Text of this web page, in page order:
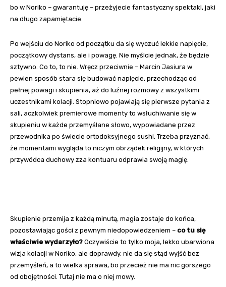
bo w Noriko – gwarantuję – przeżyjecie fantastyczny spektakl, jaki
na długo zapamiętacie.
Po wejściu do Noriko od początku da się wyczuć lekkie napięcie,
początkowy dystans, ale i powagę. Nie myślcie jednak, że będzie
sztywno. Co to, to nie. Wręcz przeciwnie – Marcin Jasiura w
pewien sposób stara się budować napięcie, przechodząc od
pełnej powagi i skupienia, aż do luźnej rozmowy z wszystkimi
uczestnikami kolacji. Stopniowo pojawiają się pierwsze pytania z
sali, aczkolwiek premierowe momenty to wsłuchiwanie się w
skupieniu w każde przemyślane słowo, wypowiadane przez
przewodnika po świecie ortodoksyjnego sushi. Trzeba przyznać,
że momentami wygląda to niczym obrządek religijny, w których
przywódca duchowy zza kontuaru odprawia swoją magię.
Skupienie przemija z każdą minutą, magia zostaje do końca,
pozostawiając gości z pewnym niedopowiedzeniem – co tu się
właściwie wydarzyło? Oczywiście to tylko moja, lekko ubarwiona
wizja kolacji w Noriko, ale doprawdy, nie da się stąd wyjść bez
przemyśleń, a to wielka sprawa, bo przecież nie ma nic gorszego
od obojętności. Tutaj nie ma o niej mowy.